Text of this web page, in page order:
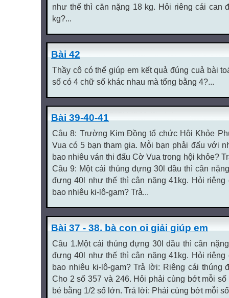
như thế thì căn nặng 18 kg. Hỏi riêng cái can
kg?...
Bài 42
Thầy cô có thể giúp em kết quả đúng cuả bài
số có 4 chữ số khác nhau mà tổng bằng 4?...
Bài 39-40-41
Câu 8: Trường Kim Đồng tổ chức Hội Khỏe
Vua có 5 bạn tham gia. Mỗi bạn phải đấu với
bao nhiêu ván thi đấu Cờ Vua trong hội khỏe?
Câu 9: Một cái thúng đựng 30l dầu thì cân
đựng 40l như thế thì cân nặng 41kg. Hỏi riêng
bao nhiêu ki-lô-gam? Trả...
Bài 37 - 38. bà con oi giải giúp em
Câu 1.Một cái thúng đựng 30l dầu thì cân
đựng 40l như thế thì cân nặng 41kg. Hỏi riêng
bao nhiêu ki-lô-gam? Trả lời: Riêng cái thúng
Cho 2 số 357 và 246. Hỏi phải cùng bớt mỗi
bé bằng 1/2 số lớn. Trả lời: Phải cùng bớt mỗi